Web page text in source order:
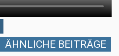
ÄHNLICHE BEITRÄGE